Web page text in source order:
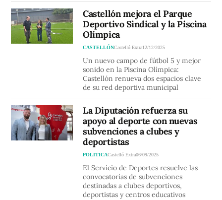
Castellón mejora el Parque
Deportivo Sindical y la Piscina
Olímpica
CASTELLÓNCastelló Extra12/12/2025
Un nuevo campo de fútbol 5 y mejor
sonido en la Piscina Olímpica:
Castellón renueva dos espacios clave
de su red deportiva municipal
La Diputación refuerza su
apoyo al deporte con nuevas
subvenciones a clubes y
deportistas
POLITICACastelló Extra06/09/2025
El Servicio de Deportes resuelve las
convocatorias de subvenciones
destinadas a clubes deportivos,
deportistas y centros educativos